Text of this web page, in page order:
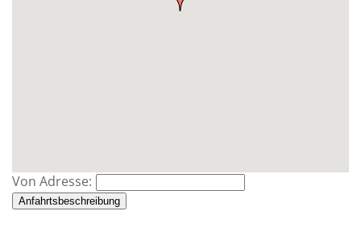
Von Adresse:
Anfahrtsbeschreibung